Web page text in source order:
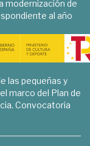
modernización de
al año
las pequeñas y
marco del Plan de
Convocatoria